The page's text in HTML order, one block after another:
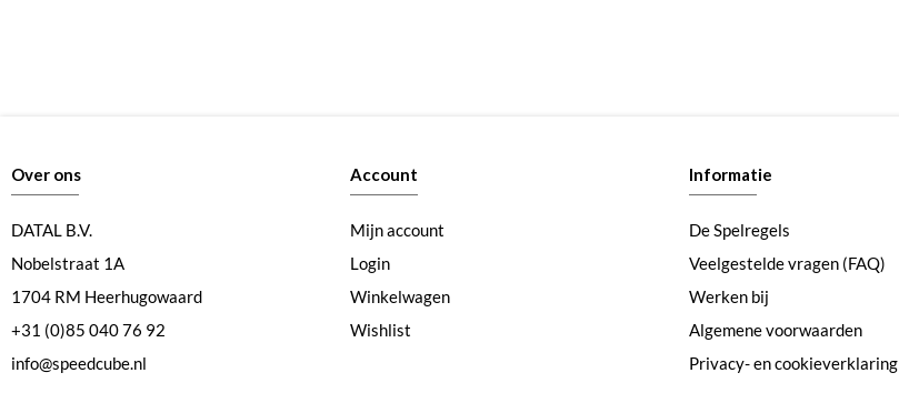
Over ons
DATAL B.V.
Nobelstraat 1A
1704 RM Heerhugowaard
+31 (0)85 040 76 92
info@speedcube.nl
Account
Mijn account
Login
Winkelwagen
Wishlist
Informatie
De Spelregels
Veelgestelde vragen (FAQ)
Werken bij
Algemene voorwaarden
Privacy- en cookieverklaring